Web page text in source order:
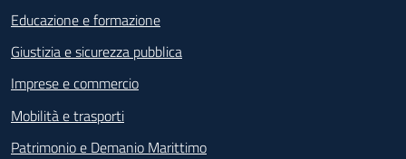
Educazione e formazione
Giustizia e sicurezza pubblica
Imprese e commercio
Mobilità e trasporti
Patrimonio e Demanio Marittimo